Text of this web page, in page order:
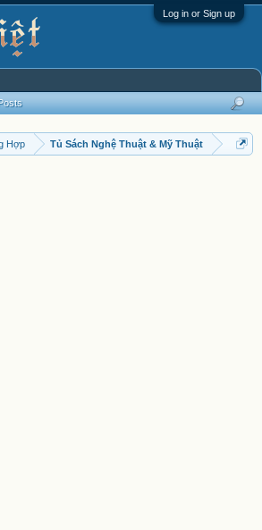
Log in or Sign up
Hợp Tủ Sách Nghệ Thuật & Mỹ Thuật